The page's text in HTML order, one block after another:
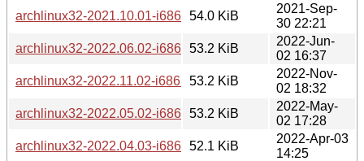
archlinux32-2021.10.01-i686.iso.torrent
54.0 KiB
2021-Sep-
30 22:21
archlinux32-2022.06.02-i686.iso.torrent
53.2 KiB
2022-Jun-
02 16:37
archlinux32-2022.11.02-i686.iso.torrent
53.2 KiB
2022-Nov-
02 18:32
archlinux32-2022.05.02-i686.iso.torrent
53.2 KiB
2022-May-
02 17:28
archlinux32-2022.04.03-i686.iso.torrent
52.1 KiB
2022-Apr-03
14:25